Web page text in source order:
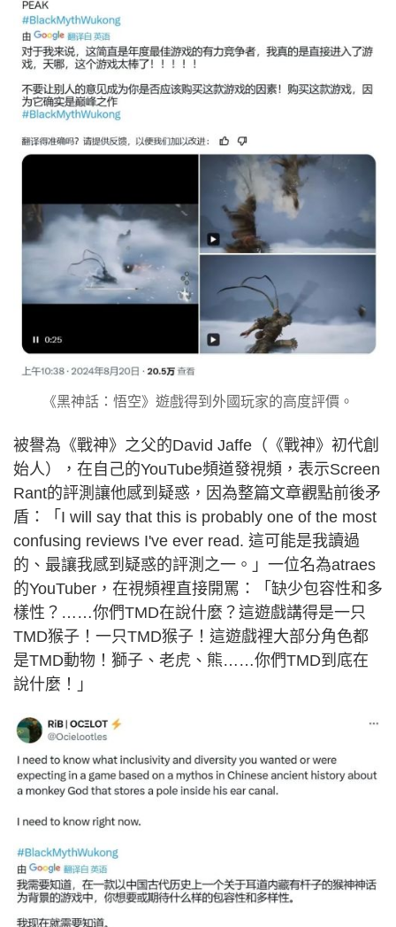
《黑神話：悟空》遊戲得到外國玩家的高度評價。
被譽為《戰神》之父的David Jaffe（《戰神》初代創
始人），在自己的YouTube頻道發視頻，表示Screen
Rant的評測讓他感到疑惑，因為整篇文章觀點前後矛
盾：「I will say that this is probably one of the most
confusing reviews I've ever read. 這可能是我讀過
的、最讓我感到疑惑的評測之一。」一位名為atraes
的YouTuber，在視頻裡直接開罵：「缺少包容性和多
樣性？……你們TMD在說什麼？這遊戲講得是一只
TMD猴子！一只TMD猴子！這遊戲裡大部分角色都
是TMD動物！獅子、老虎、熊……你們TMD到底在
說什麼！」